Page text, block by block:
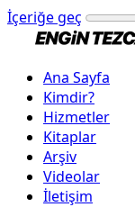
İçeriğe geç
Ana Sayfa
Kimdir?
Hizmetler
Kitaplar
Arşiv
Videolar
İletişim